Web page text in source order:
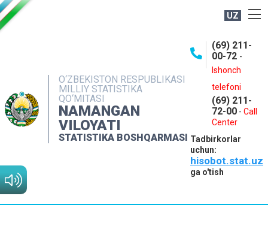
UZ
O‘ZBEKISTON RESPUBLIKASI
MILLIY STATISTIKA
QO‘MITASI
NAMANGAN
VILOYATI
STATISTIKA BOSHQARMASI
(69) 211-
00-72 -
Ishonch
telefoni
(69) 211-
72-00 - Call
Center
Tadbirkorlar
uchun:
hisobot.stat.uz
ga o'tish
NASHRLAR
INTERAKTIV XIZMATLAR
MATBUOT XIZMATI
MUROJAATLAR